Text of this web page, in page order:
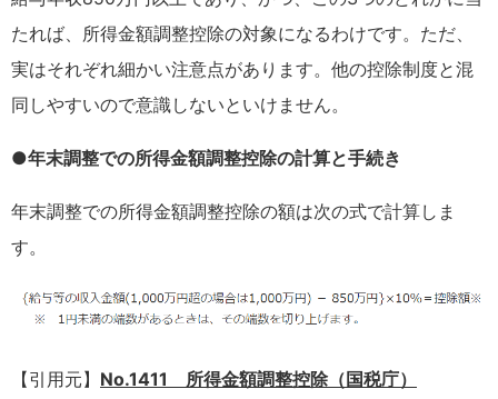
たれば、所得金額調整控除の対象になるわけです。ただ、
実はそれぞれ細かい注意点があります。他の控除制度と混
同しやすいので意識しないといけません。
●年末調整での所得金額調整控除の計算と手続き
年末調整での所得金額調整控除の額は次の式で計算しま
す。
【引用元】 No.1411 所得金額調整控除（国税庁）